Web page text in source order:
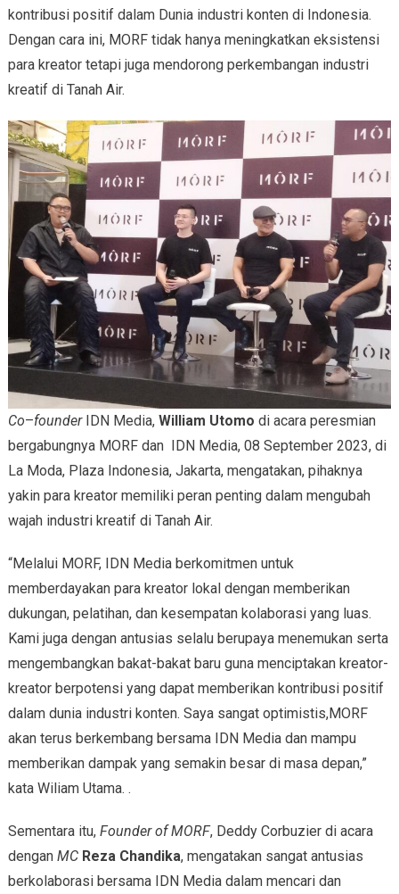
kontribusi positif dalam Dunia industri konten di Indonesia.
Dengan cara ini, MORF tidak hanya meningkatkan eksistensi
para kreator tetapi juga mendorong perkembangan industri
kreatif di Tanah Air.
Co–founderIDN Media, William Utomo di acara peresmian
bergabungnya MORF dan IDN Media, 08 September 2023, di
La Moda, Plaza Indonesia, Jakarta, mengatakan, pihaknya
yakin para kreator memiliki peran penting dalam mengubah
wajah industri kreatif di Tanah Air.
“Melalui MORF, IDN Media berkomitmen untuk
memberdayakan para kreator lokal dengan memberikan
dukungan, pelatihan, dan kesempatan kolaborasi yang luas.
Kami juga dengan antusias selalu berupaya menemukan serta
mengembangkan bakat-bakat baru guna menciptakan kreator-
kreator berpotensi yang dapat memberikan kontribusi positif
dalam dunia industri konten. Saya sangat optimistis,MORF
akan terus berkembang bersama IDN Media dan mampu
memberikan dampak yang semakin besar di masa depan,”
kata Wiliam Utama. .
Sementara itu, Founder of MORF, Deddy Corbuzier di acara
dengan MC Reza Chandika, mengatakan sangat antusias
berkolaborasi bersama IDN Media dalam mencari dan